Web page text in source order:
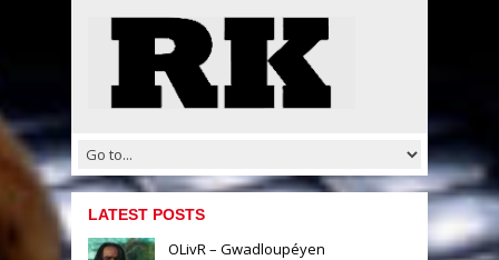
LATEST POSTS
OLivR – Gwadloupéyen